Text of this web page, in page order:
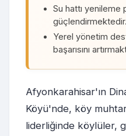
Su hattı yenileme
güçlendirmektedir.
Yerel yönetim
başarısını
Afyonkarahisar'ın
Köyü'nde, köy
liderliğinde köylüler,